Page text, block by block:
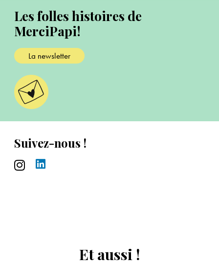
Les folles histoires de
MerciPapi!
La newsletter
Suivez-nous !
Et aussi !